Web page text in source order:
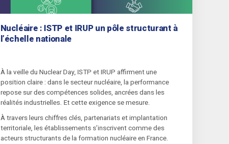
Nucléaire : ISTP et IRUP un pôle structurant à
l’échelle nationale
À la veille du Nuclear Day, ISTP et IRUP affirment une
position claire : dans le secteur nucléaire, la performance
repose sur des compétences solides, ancrées dans les
réalités industrielles. Et cette exigence se mesure.
À travers leurs chiffres clés, partenariats et implantation
territoriale, les établissements s’inscrivent comme des
acteurs structurants de la formation nucléaire en France.